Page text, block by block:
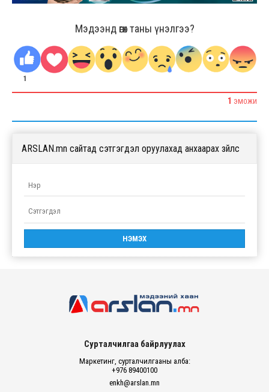
Мэдээнд өгөх таны үнэлгээ?
1
1 ЭМОЖИ
ARSLAN.mn сайтад сэтгэгдэл оруулахад анхаарах зүйлс
Сурталчилгаа байрлуулах
Маркетинг, сурталчилгааны алба:
+976 89400100
enkh@arslan.mn